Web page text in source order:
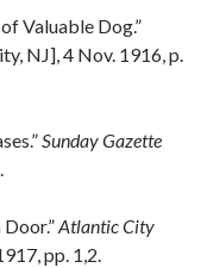
Valuable Dog.”
NJ], 4 Nov. 1916, p.
Sunday Gazette
Atlantic City
pp. 1,2.